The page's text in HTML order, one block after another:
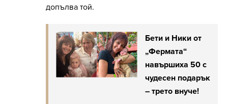
допълва той.
Бети и Ники от
„Фермата“
навършиха 50 с
чудесен подарък
– трето внуче!